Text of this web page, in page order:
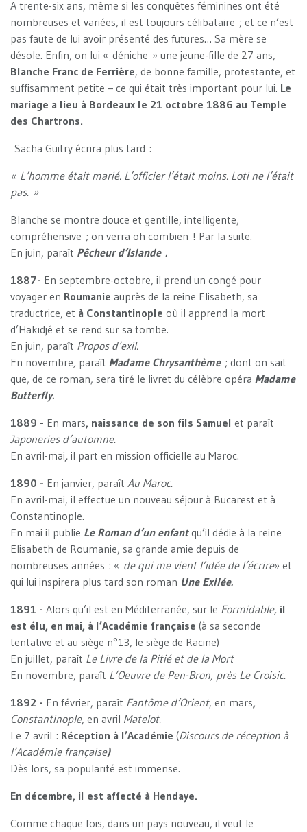
A trente-six ans, même si les conquêtes féminines ont été
nombreuses et variées, il est toujours célibataire ; et ce n’est
pas faute de lui avoir présenté des futures… Sa mère se
désole. Enfin, on lui « déniche » une jeune-fille de 27 ans,
Blanche Franc de Ferrière, de bonne famille, protestante, et
suffisamment petite – ce qui était très important pour lui. Le
mariage a lieu à Bordeaux le 21 octobre 1886 au Temple
des Chartrons.
Sacha Guitry écrira plus tard :
« L’homme était marié. L’officier l’était moins. Loti ne l’était
pas. »
Blanche se montre douce et gentille, intelligente,
compréhensive ; on verra oh combien ! Par la suite.
En juin, paraît Pêcheur d’Islande .
1887- En septembre-octobre, il prend un congé pour
voyager en Roumanie auprès de la reine Elisabeth, sa
traductrice, et à Constantinople où il apprend la mort
d’Hakidjé et se rend sur sa tombe.
En juin, paraît Propos d’exil.
En novembre, paraît Madame Chrysanthème ; dont on sait
que, de ce roman, sera tiré le livret du célèbre opéra Madame
Butterfly.
1889 - En mars, naissance de son fils Samuel et paraît
Japoneries d’automne.
En avril-mai, il part en mission officielle au Maroc.
1890 - En janvier, paraît Au Maroc.
En avril-mai, il effectue un nouveau séjour à Bucarest et à
Constantinople.
En mai il publie Le Roman d’un enfantqu’il dédie à la reine
Elisabeth de Roumanie, sa grande amie depuis de
nombreuses années : « de qui me vient l’idée de l’écrire» et
qui lui inspirera plus tard son roman Une Exilée.
1891 - Alors qu’il est en Méditerranée, sur le Formidable, il
est élu, en mai, à l’Académie française (à sa seconde
tentative et au siège n°13, le siège de Racine)
En juillet, paraît Le Livre de la Pitié et de la Mort
En novembre, paraît L’Oeuvre de Pen-Bron, près Le Croisic.
1892 - En février, paraît Fantôme d’Orient, en mars,
Constantinople, en avril Matelot.
Le 7 avril : Réception à l’Académie (Discours de réception à
l’Académie française)
Dès lors, sa popularité est immense.
En décembre, il est affecté à Hendaye.
Comme chaque fois, dans un pays nouveau, il veut le